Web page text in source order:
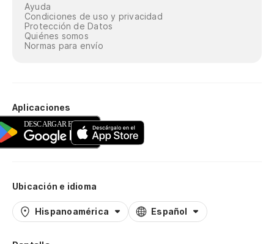
Ayuda
Condiciones de uso y privacidad
Protección de Datos
Quiénes somos
Normas para envío
Aplicaciones
Ubicación e idioma
Hispanoamérica Español